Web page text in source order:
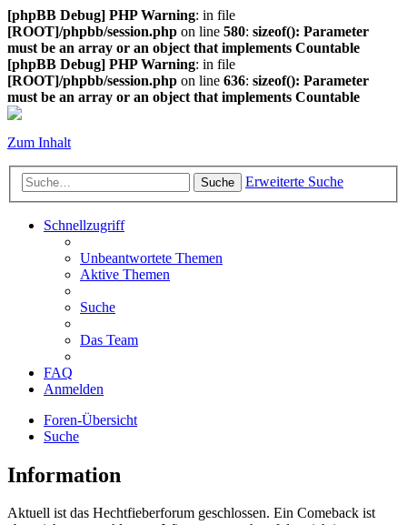
[phpBB Debug] PHP Warning: in file
[ROOT]/phpbb/session.php on line 580: sizeof(): Parameter
must be an array or an object that implements Countable
[phpBB Debug] PHP Warning: in file
[ROOT]/phpbb/session.php on line 636: sizeof(): Parameter
must be an array or an object that implements Countable
Zum Inhalt
Suche Erweiterte Suche
Schnellzugriff
Unbeantwortete Themen
Aktive Themen
Suche
Das Team
FAQ
Anmelden
Foren-Übersicht
Suche
Information
Aktuell ist das Hechtfieberforum geschlossen. Ein Comeback ist